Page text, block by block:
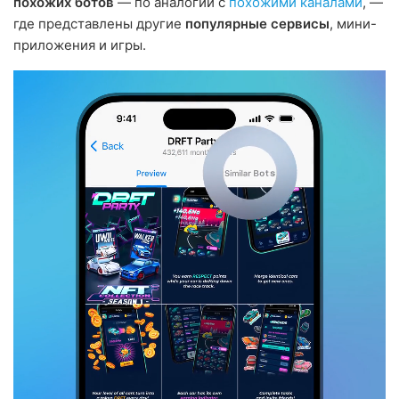
где представлены другие популярные сервисы, мини-
приложения и игры.